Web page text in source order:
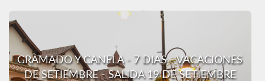
GRAMADO Y CANELA - 7 DIAS - VACACIONES
DE SETIEMBRE - SALIDA 19 DE SETIEMBRE